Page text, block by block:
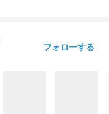
フォローする